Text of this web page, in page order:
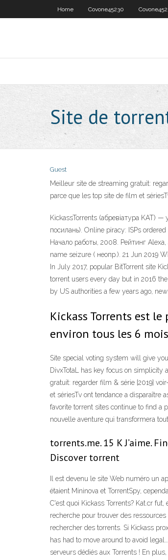
Home Covone45230
Site de
Guest
Meilleur site de streaming gratuit:
parce que les top site de film et
KickassTorrents (абревіатура KAT)
посилань). Online piracy: ISPs
Начало работы, 2008. Рейтинг
name seizure ( неопр.). 21 Jun 2019
In July 2017, popular BitTorrent site
torrent users every day but in 2016
by US authorities a few years ago,
Kickass Torrents est
environ tous les 6
Site special voting system will give
DivxTotaL has key focus on
gratuit: regarder film & série [2019]
et sériesTv ont tendance a disparaître
favorite torrent sites continue to find a
nouvelle aventure qui transformera
torrents.me. 15 K J’aime.
Discover torrent
Il est devenu le site Web numéro un
étaient Mininova et TorrentSpy,
C'est quoi Kickass Torrents? Kat.cr
recherche pour trouver des
rechercher des torrents. Si Kickass
has had to move around to avoid
serveurs dédiés aux Torrents ! En